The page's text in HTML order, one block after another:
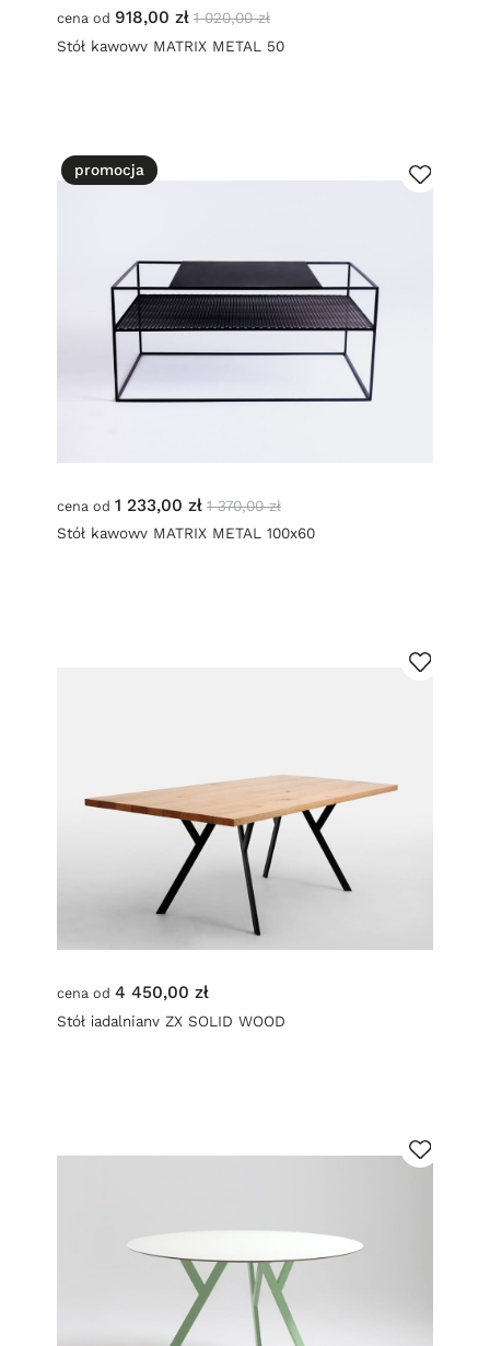
cena od 918,00 zł 1 020,00 zł
Stół kawowy MATRIX METAL 50
cena od 1 233,00 zł 1 370,00 zł
Stół kawowy MATRIX METAL 100x60
promocja
cena od 4 450,00 zł
Stół jadalniany ZX SOLID WOOD